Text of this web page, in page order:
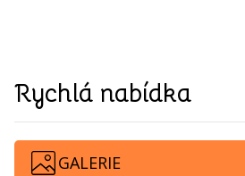
Rychlá nabídka
GALERIE